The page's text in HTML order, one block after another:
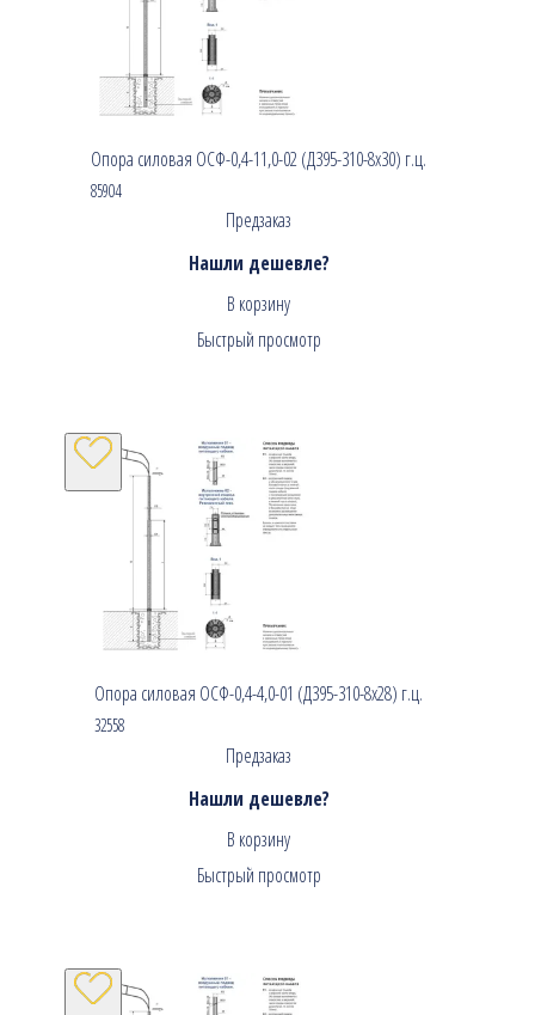
Опора силовая ОСФ-0,4-11,0-02 (Д395-310-8х30) г.ц.
85904
Предзаказ
Нашли дешевле?
В корзину
Быстрый просмотр
Опора силовая ОСФ-0,4-4,0-01 (Д395-310-8х28) г.ц.
32558
Предзаказ
Нашли дешевле?
В корзину
Быстрый просмотр